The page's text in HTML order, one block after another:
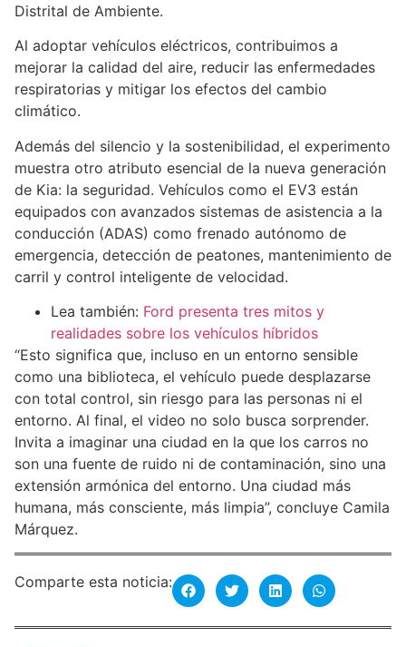
Distrital de Ambiente.
Al adoptar vehículos eléctricos, contribuimos a
mejorar la calidad del aire, reducir las enfermedades
respiratorias y mitigar los efectos del cambio
climático.
Además del silencio y la sostenibilidad, el experimento
muestra otro atributo esencial de la nueva generación
de Kia: la seguridad. Vehículos como el EV3 están
equipados con avanzados sistemas de asistencia a la
conducción (ADAS) como frenado autónomo de
emergencia, detección de peatones, mantenimiento de
carril y control inteligente de velocidad.
Lea también: Ford presenta tres mitos y
realidades sobre los vehículos híbridos
“Esto significa que, incluso en un entorno sensible
como una biblioteca, el vehículo puede desplazarse
con total control, sin riesgo para las personas ni el
entorno. Al final, el video no solo busca sorprender.
Invita a imaginar una ciudad en la que los carros no
son una fuente de ruido ni de contaminación, sino una
extensión armónica del entorno. Una ciudad más
humana, más consciente, más limpia”, concluye Camila
Márquez.
Comparte esta noticia: